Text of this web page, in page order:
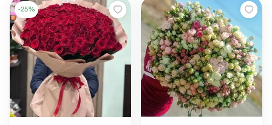
-25%